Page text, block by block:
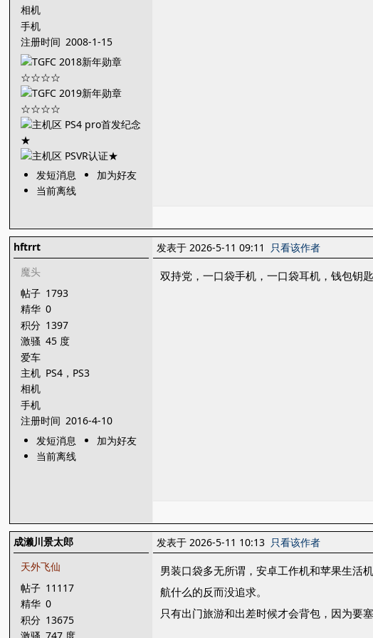
相机
手机
注册时间 2008-1-15
发短消息
加为好友
当前离线
hftrrt
魔头
帖子 1793
精华 0
积分 1397
激骚 45 度
爱车
主机 PS4，PS3
相机
手机
注册时间 2016-4-10
发短消息
加为好友
当前离线
发表于 2026-5-11 09:11 只看该作者
双持党，一口袋手机，一口袋耳机，钱包钥
成濑川景太郎
天外飞仙
帖子 11117
精华 0
积分 13675
发表于 2026-5-11 10:13 只看该作者
男装口袋多无所谓，安卓工作机和苹果生活
航什么的反而没追求。
只有出门旅游和出差时候才会背包，因为要